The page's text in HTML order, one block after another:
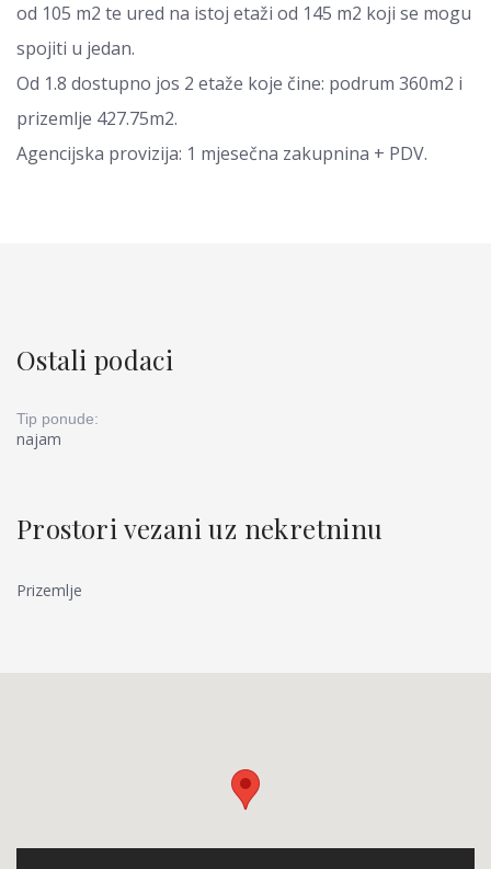
od 105 m2 te ured na istoj etaži od 145 m2 koji se mogu
spojiti u jedan.
Od 1.8 dostupno jos 2 etaže koje čine: podrum 360m2 i
prizemlje 427.75m2.
Agencijska provizija: 1 mjesečna zakupnina + PDV.
Ostali podaci
Tip ponude:
najam
Prostori vezani uz nekretninu
Prizemlje